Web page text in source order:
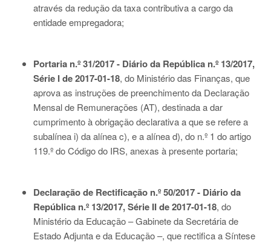
através da redução da taxa contributiva a cargo da
entidade empregadora;
Portaria n.º 31/2017 - Diário da República n.º 13/2017,
Série I de 2017-01-18, do Ministério das Finanças, que
aprova as instruções de preenchimento da Declaração
Mensal de Remunerações (AT), destinada a dar
cumprimento à obrigação declarativa a que se refere a
subalínea i) da alínea c), e a alínea d), do n.º 1 do artigo
119.º do Código do IRS, anexas à presente portaria;
Declaração de Rectificação n.º 50/2017 - Diário da
República n.º 13/2017, Série II de 2017-01-18, do
Ministério da Educação – Gabinete da Secretária de
Estado Adjunta e da Educação –, que rectifica a Síntese